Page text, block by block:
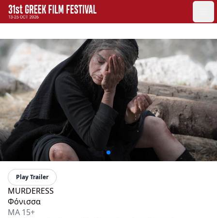
GFF
Greek Film Festival:
Play Trailer
MURDERESS
Φόνισσα
MA 15+